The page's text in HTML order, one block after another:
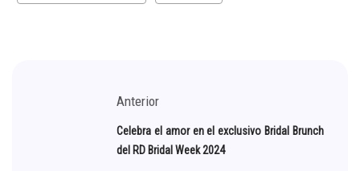
Anterior
Celebra el amor en el exclusivo Bridal Brunch
del RD Bridal Week 2024